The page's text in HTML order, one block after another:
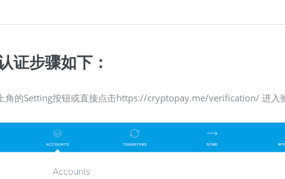
证步骤如下：
角的Setting按钮或直接点击https://cryptopay.me/verification/ 进入